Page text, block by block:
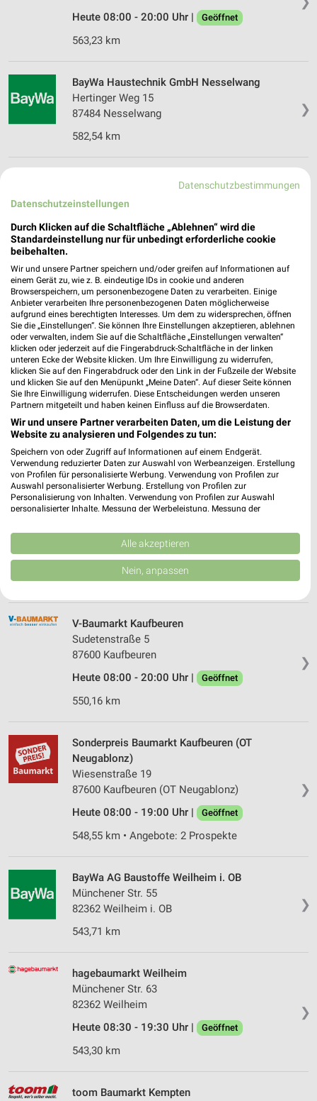
Heute 08:00 - 20:00 Uhr |
Geöffnet
563,23 km
❯
BayWa Haustechnik GmbH Nesselwang
Hertinger Weg 15
87484 Nesselwang
582,54 km
82380 Peißenberg
Heute 08:30 - 19:30 Uhr | Geöffnet
hagebaumarkt Garmisch-Partenkirchen
Schwalbenstr. 6
82467 Garmisch-Partenkirchen
Heute 08:30 - 18:30 Uhr | Geöffnet
581,69 km
BayWa AG Technik Servicestandort Oy-
Mittelberg
Hauptstr. 40
87466 Oy-Mittelberg
581,73 km
❯
Straßäcker 31
82418 Murnau a. Staffelsee
559,45 km
❯
V-Baumarkt Kaufbeuren
Sudetenstraße 5
87600 Kaufbeuren
Heute 08:00 - 20:00 Uhr |
Geöffnet
550,16 km
❯
Sonderpreis Baumarkt Kaufbeuren (OT
Neugablonz)
Wiesenstraße 19
87600 Kaufbeuren (OT Neugablonz)
Heute 08:00 - 19:00 Uhr |
Geöffnet
548,55 km • Angebote: 2 Prospekte
❯
BayWa AG Baustoffe Weilheim i. OB
Münchener Str. 55
82362 Weilheim i. OB
543,71 km
❯
hagebaumarkt Weilheim
Münchener Str. 63
82362 Weilheim
Heute 08:30 - 19:30 Uhr |
Geöffnet
543,30 km
toom Baumarkt Kempten
Datenschutzbestimmungen
Datenschutzeinstellungen
Durch Klicken auf die Schaltfläche „Ablehnen“ wird die
Standardeinstellung nur für unbedingt erforderliche cookie
beibehalten.
Wir und unsere Partner speichern und/oder greifen auf Informationen auf
einem Gerät zu, wie z. B. eindeutige IDs in cookie und anderen
Browserspeichern, um personenbezogene Daten zu verarbeiten. Einige
Anbieter verarbeiten Ihre personenbezogenen Daten möglicherweise
aufgrund eines berechtigten Interesses. Um dem zu widersprechen, öffnen
Sie die „Einstellungen“. Sie können Ihre Einstellungen akzeptieren, ablehnen
oder verwalten, indem Sie auf die Schaltfläche „Einstellungen verwalten“
klicken oder jederzeit auf die Fingerabdruck-Schaltfläche in der linken
unteren Ecke der Website klicken. Um Ihre Einwilligung zu widerrufen,
klicken Sie auf den Fingerabdruck oder den Link in der Fußzeile der Website
und klicken Sie auf den Menüpunkt „Meine Daten“. Auf dieser Seite können
Sie Ihre Einwilligung widerrufen. Diese Entscheidungen werden unseren
Partnern mitgeteilt und haben keinen Einfluss auf die Browserdaten.
Wir und unsere Partner verarbeiten Daten, um die Leistung der
Website zu analysieren und Folgendes zu tun:
Speichern von oder Zugriff auf Informationen auf einem Endgerät.
Verwendung reduzierter Daten zur Auswahl von Werbeanzeigen. Erstellung
von Profilen für personalisierte Werbung. Verwendung von Profilen zur
Auswahl personalisierter Werbung. Erstellung von Profilen zur
Personalisierung von Inhalten. Verwendung von Profilen zur Auswahl
personalisierter Inhalte. Messung der Werbeleistung. Messung der
Kombinationen von Daten aus verschiedenen Quellen. Entwicklung und
Verbesserung der Angebote. Verwendung reduzierter Daten zur Auswahl
von Inhalten.
Daten können außerhalb der Europäischen Union weitergegeben und in die
USA gesendet werden.
Website/App.
Partnerliste anzeigen (1 IAB-Anbieter)
Wir nutzen Ihre Daten für folgende Zwecke:
IAB-Verarbeitungszwecke:
Speichern von oder Zugriff auf Informationen
Werbeanzeigen
Erstellung von Profilen für personalisierte
Werbung
personalisierter Werbung
Erstellung von Profilen zur Personalisierung
Verwendung von Profilen zur Auswahl
personalisierter Inhalte
Messung der Werbeleistung
Analyse von Zielgruppen durch Statistiken oder
Entwicklung und Verbesserung der Angebote
Alle akzeptieren
Nein, anpassen